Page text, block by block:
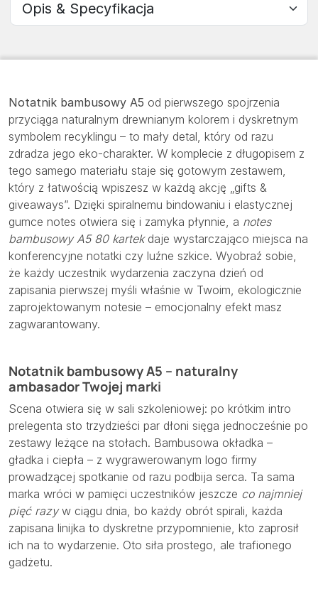
Notatnik bambusowy A5 od pierwszego spojrzenia
przyciąga naturalnym drewnianym kolorem i dyskretnym
symbolem recyklingu – to mały detal, który od razu
zdradza jego eko-charakter. W komplecie z długopisem z
tego samego materiału staje się gotowym zestawem,
który z łatwością wpiszesz w każdą akcję „gifts &
giveaways”. Dzięki spiralnemu bindowaniu i elastycznej
gumce notes otwiera się i zamyka płynnie, a notes
bambusowy A5 80 kartekdaje wystarczająco miejsca na
konferencyjne notatki czy luźne szkice. Wyobraź sobie,
że każdy uczestnik wydarzenia zaczyna dzień od
zapisania pierwszej myśli właśnie w Twoim, ekologicznie
zaprojektowanym notesie – emocjonalny efekt masz
zagwarantowany.
Notatnik bambusowy A5 – naturalny
ambasador Twojej marki
Scena otwiera się w sali szkoleniowej: po krótkim intro
prelegenta sto trzydzieści par dłoni sięga jednocześnie po
zestawy leżące na stołach. Bambusowa okładka –
gładka i ciepła – z wygrawerowanym logo firmy
prowadzącej spotkanie od razu podbija serca. Ta sama
marka wróci w pamięci uczestników jeszcze co najmniej
pięć razyw ciągu dnia, bo każdy obrót spirali, każda
zapisana linijka to dyskretne przypomnienie, kto zaprosił
ich na to wydarzenie. Oto siła prostego, ale trafionego
gadżetu.